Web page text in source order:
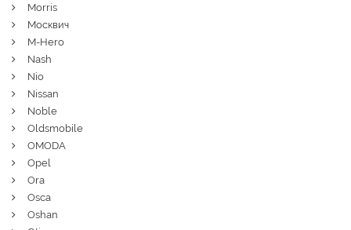
Morris
Москвич
M-Hero
Nash
Nio
Nissan
Noble
Oldsmobile
OMODA
Opel
Ora
Osca
Oshan